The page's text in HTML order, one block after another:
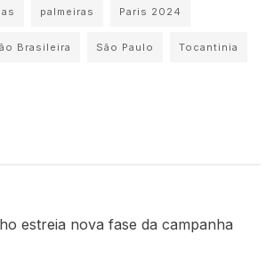
palmeiras Paris 2024
Brasileira São Paulo Tocantinia
estreia nova fase da campanha